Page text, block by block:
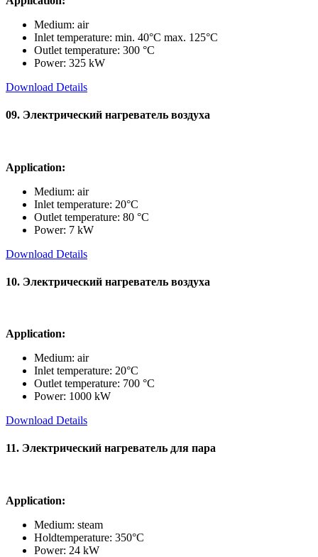
Medium: air
Inlet temperature: min. 40°C max. 125°C
Outlet temperature: 300 °C
Power: 325 kW
Download Details
09. Электрический нагреватель воздуха
Application:
Medium: air
Inlet temperature: 20°C
Outlet temperature: 80 °C
Power: 7 kW
Download Details
10. Электрический нагреватель воздуха
Application:
Medium: air
Inlet temperature: 20°C
Outlet temperature: 700 °C
Power: 1000 kW
Download Details
11. Электрический нагреватель для пара
Application:
Medium: steam
Holdtemperature: 350°C
Power: 24 kW